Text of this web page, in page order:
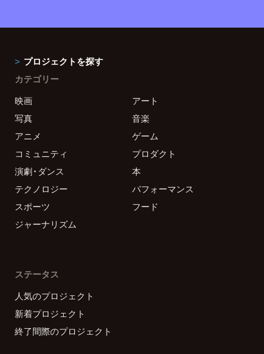
プロジェクトを探す
カテゴリー
映画
アート
写真
音楽
アニメ
ゲーム
コミュニティ
プロダクト
演劇・ダンス
本
テクノロジー
パフォーマンス
スポーツ
フード
ジャーナリズム
ステータス
人気のプロジェクト
新着プロジェクト
終了間際のプロジェクト